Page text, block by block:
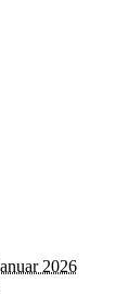
2026